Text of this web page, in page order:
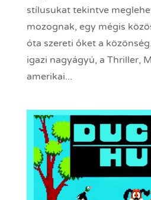
stílusukat tekintve
mozognak, egy mégis
óta szereti őket a
igazi nagyágyú, a Thriller,
amerikai...